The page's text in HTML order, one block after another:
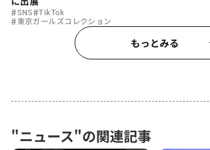
#SNS#TikTok
#東京ガールズコレクション
もっとみる
"ニュース"の関連記事